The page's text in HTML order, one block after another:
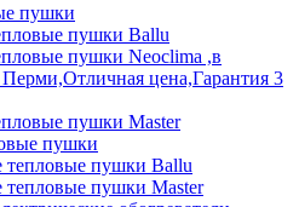
пушки
пушки Ballu
пушки Neoclima ,в
цена,Гарантия 3
пушки Master
пушки
тепловые пушки Ballu
тепловые пушки Master